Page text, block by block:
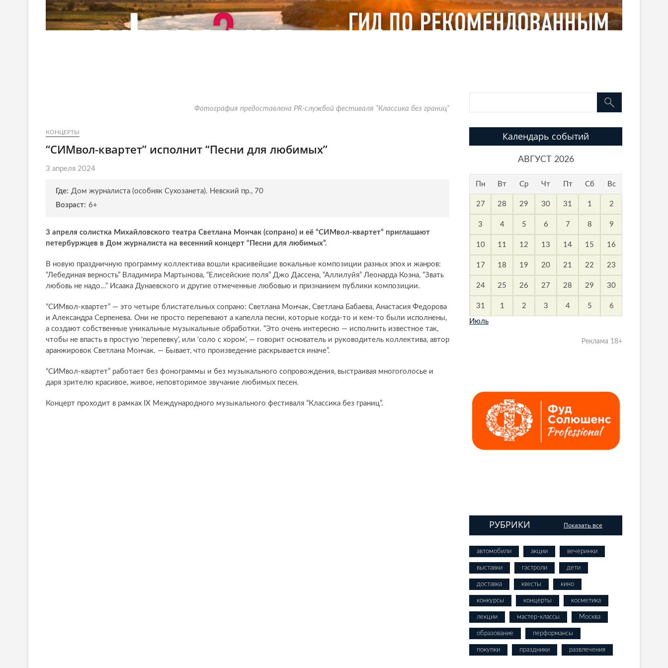
Фотография предоставлена PR-службой фестиваля “Классика без границ”
КОНЦЕРТЫ
“СИМвол-квартет” исполнит “Песни для любимых”
3 апреля 2024
Где: Дом журналиста (особняк Сухозанета). Невский пр., 70
Возраст: 6+
3 апреля солистка Михайловского театра Светлана Мончак (сопрано) и её “СИМвол-квартет” приглашают
петербуржцев в Дом журналиста на весенний концерт “Песни для любимых”.
В новую праздничную программу коллектива вошли красивейшие вокальные композиции разных эпох и жанров:
“Лебединая верность” Владимира Мартынова, “Елисейские поля” Джо Дассена, “Аллилуйя” Леонарда Коэна, “Звать
любовь не надо...” Исаака Дунаевского и другие отмеченные любовью и признанием публики композиции.
“СИМвол-квартет” — это четыре блистательных сопрано: Светлана Мончак, Светлана Бабаева, Анастасия Федорова
и Александра Серпенева. Они не просто перепевают а капелла песни, которые когда-то и кем-то были исполнены,
а создают собственные уникальные музыкальные обработки. “Это очень интересно — исполнить известное так,
чтобы не впасть в простую ‘перепевку’, или ‘соло с хором’, — говорит основатель и руководитель коллектива, автор
аранжировок Светлана Мончак. — Бывает, что произведение раскрывается иначе”.
“СИМвол-квартет” работает без фонограммы и без музыкального сопровождения, выстраивая многоголосье и
даря зрителю красивое, живое, неповторимое звучание любимых песен.
Концерт проходит в рамках IX Международного музыкального фестиваля “Классика без границ”.
Календарь событий
АВГУСТ 2026
Пн Вт Ср Чт Пт Сб Вс
27 28 29 30 31 1 2
3 4 5 6 7 8 9
10 11 12 13 14 15 16
17 18 19 20 21 22 23
24 25 26 27 28 29 30
31 1 2 3 4 5 6
Июль
Реклама 18+
РУБРИКИ Показать все
автомобили акции вечеринки
выставки гастроли дети
доставка квесты кино
конкурсы концерты косметика
лекции мастер-классы Москва
образование перформансы
покупки праздники развлечения